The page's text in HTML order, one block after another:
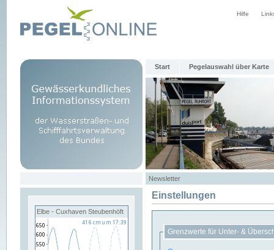
Hilfe
Start Pegelauswahl über Karte
Newsletter
Elbe - Cuxhaven Steubenhöft
Einstellungen
Grenzwerte für Unter- &